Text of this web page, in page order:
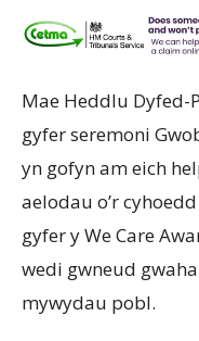
Mae Heddlu Dyfed-
gyfer seremoni
yn gofyn am eich
aelodau o’r
gyfer y We Care
wedi gwneud
mywydau pobl.